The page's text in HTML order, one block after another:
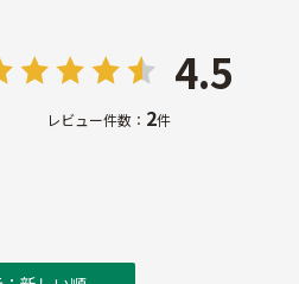
4.5
レビュー件数： 2件